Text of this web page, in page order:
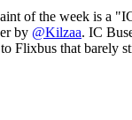
of the week is a
by @Kilzaa. IC
Flixbus that barely